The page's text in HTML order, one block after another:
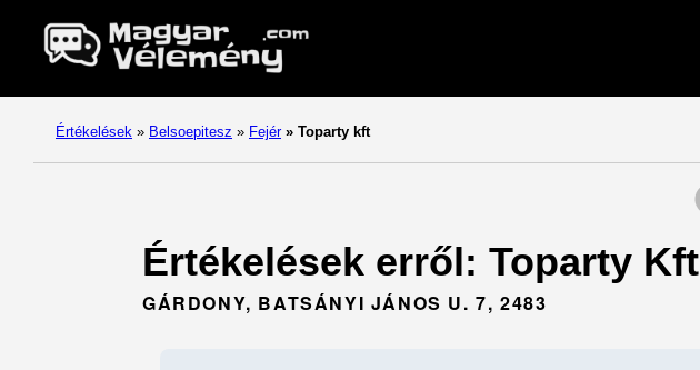
Értékelések » Belsoepitesz » Fejér » Toparty kft
Értékelések erről: Toparty
GÁRDONY, BATSÁNYI JÁNOS U. 7, 2483